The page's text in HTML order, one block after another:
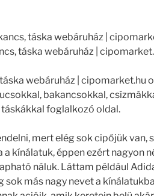
táska webáruház |
webáruház | cipomarket.hu
bakancsokkal,
foglalkozó oldal.
mert elég sok cipőjük van,
a kínálatuk, éppen ezért nagyon
náluk. Láttam például
sok más nagy nevet a